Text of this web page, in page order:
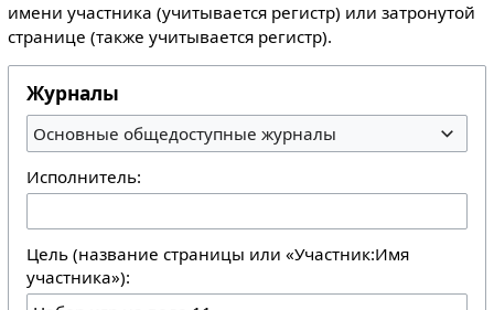
имени участника (учитывается регистр) или затронутой
странице (также учитывается регистр).
Журналы
Основные общедоступные журналы
Исполнитель:
Цель (название страницы или «Участник:Имя
участника»):